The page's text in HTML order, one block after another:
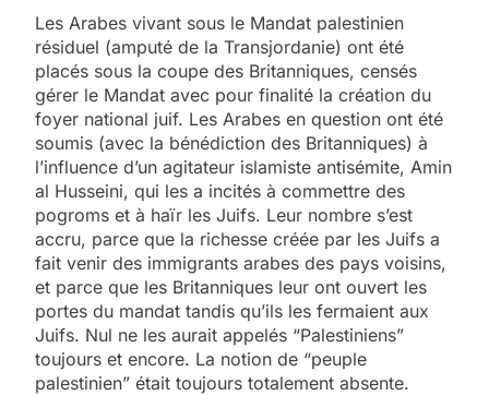
Les Arabes vivant sous le Mandat palestinien
résiduel (amputé de la Transjordanie) ont été
placés sous la coupe des Britanniques, censés
gérer le Mandat avec pour finalité la création du
foyer national juif. Les Arabes en question ont été
soumis (avec la bénédiction des Britanniques) à
l’influence d’un agitateur islamiste antisémite, Amin
al Husseini, qui les a incités à commettre des
pogroms et à haïr les Juifs. Leur nombre s’est
accru, parce que la richesse créée par les Juifs a
fait venir des immigrants arabes des pays voisins,
et parce que les Britanniques leur ont ouvert les
portes du mandat tandis qu’ils les fermaient aux
Juifs. Nul ne les aurait appelés “Palestiniens”
toujours et encore. La notion de “peuple
palestinien” était toujours totalement absente.